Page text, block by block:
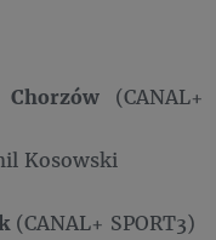
(CANAL+
Kosowski
(CANAL+ SPORT3)